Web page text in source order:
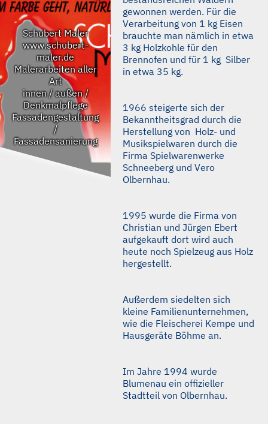
Schubert Maler
www.schubert-
maler.de
Malerarbeiten aller
Art
innen / außen /
Denkmalpflege
Fassadengestaltung
/
Fassadensanierung
gewonnen werden. Für die
Verarbeitung von 1 kg Eisen
brauchte man nämlich in etwa
3 kg Holzkohle für den
Brennofen und für 1 kg Silber
in etwa 35 kg.
1966 steigerte sich der
Bekanntheitsgrad durch die
Herstellung von Holz- und
Musikspielwaren durch die
Firma Spielwarenwerke
Schneeberg und Vero
Olbernhau.
1995 wurde die Firma von
Christian und Jürgen Ebert
aufgekauft dort wird auch
heute noch Spielzeug aus Holz
hergestellt.
Außerdem siedelten sich
kleine Familienunternehmen,
wie die Fleischerei Kempe und
Hausgeräte Böhme an.
Im Jahre 1994 wurde
Blumenau ein offizieller
Stadtteil von Olbernhau.